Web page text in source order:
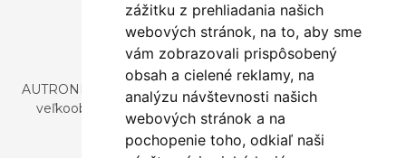
zážitku z prehliadania našich
webových stránok, na to, aby sme
vám zobrazovali prispôsobený
obsah a cielené reklamy, na
analýzu návštevnosti našich
webových stránok a na
pochopenie toho, odkiaľ naši
AUTRONIC, s.r.o. je spoločnosť zaoberajúca sa dovozom a
veľkoobchodným predajom dizajnového aj štýlového
nábytku a dekorácií.